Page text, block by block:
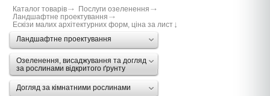
Каталог товарів
Послуги озеленення
Ландшафтне проектування
Ескізи малих архітектурних форм, ціна за лист
Ландшафтне проектування
Озеленення, висаджування та догляд
за рослинами відкритого ґрунту
Догляд за кімнатними рослинами